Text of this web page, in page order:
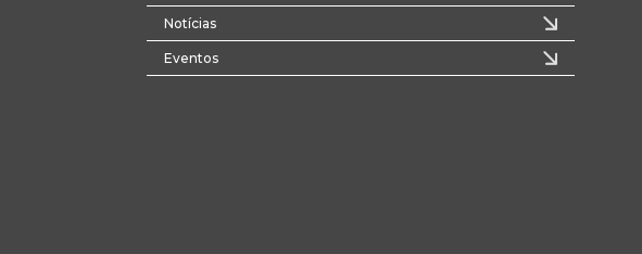
Notícias
Eventos